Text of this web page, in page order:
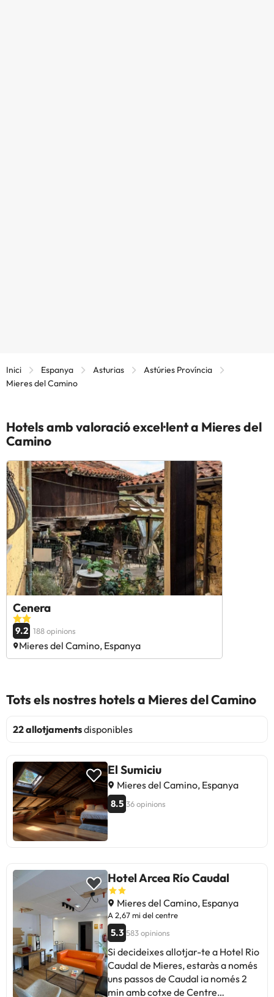
Inici Espanya Asturias
Astúries Província
Mieres del Camino
Hotels amb valoració excel·lent a Mieres del
Camino
Cenera
9.2 188 opinions
Mieres del Camino, Espanya
Tots els nostres hotels a Mieres del Camino
22 allotjamentsdisponibles
El Sumiciu
Mieres del Camino, Espanya
8.5 36 opinions
Hotel Arcea Río Caudal
Mieres del Camino, Espanya
A 2,67 mi del centre
5.3 583 opinions
Si decideixes allotjar-te a Hotel Rio
Caudal de Mieres, estaràs a només
uns passos de Caudal ia només 2
min amb cotxe de Centre